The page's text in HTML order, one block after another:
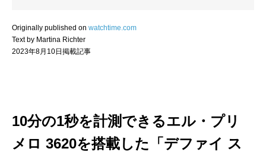
Originally published on watchtime.com
Text by Martina Richter
2023年8月10日掲載記事
10分の1秒を計測できるエル・プリ
メロ 3620を搭載した「デファイ ス